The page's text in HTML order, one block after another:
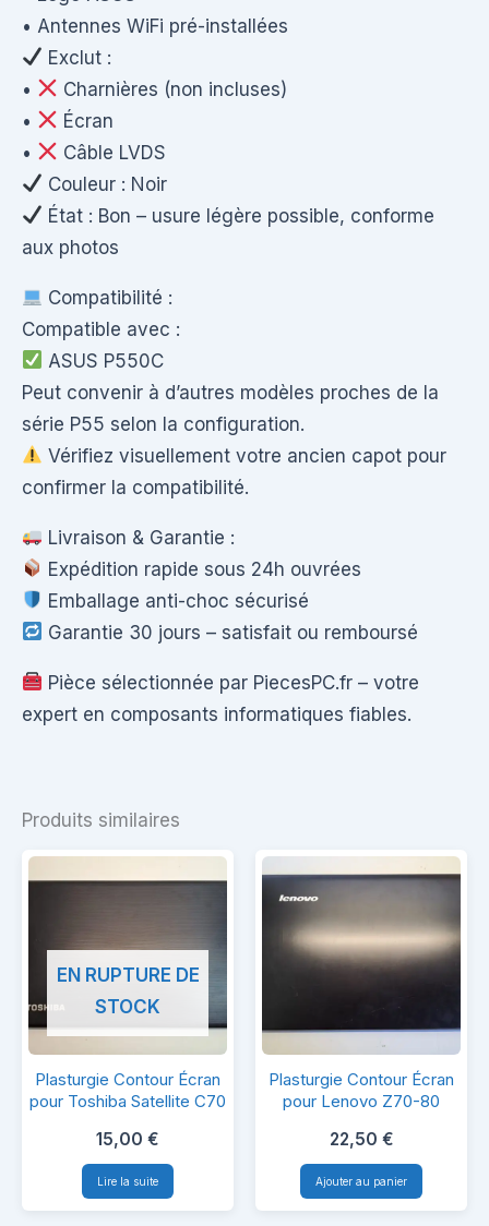
• Antennes WiFi pré-installées
Exclut :
•
Charnières (non incluses)
•
Écran
•
Câble LVDS
Couleur : Noir
État : Bon – usure légère possible, conforme
aux photos
Compatibilité :
Compatible avec :
ASUS P550C
Peut convenir à d’autres modèles proches de la
série P55 selon la configuration.
Vérifiez visuellement votre ancien capot pour
confirmer la compatibilité.
Livraison & Garantie :
Expédition rapide sous 24h ouvrées
Emballage anti-choc sécurisé
Garantie 30 jours – satisfait ou remboursé
Pièce sélectionnée par PiecesPC.fr – votre
expert en composants informatiques fiables.
Produits similaires
Plasturgie
Contour
Écran
pour
Toshiba
EN RUPTURE DE
STOCK
Plasturgie Contour Écran
pour Toshiba Satellite C70
15,00 €
Lire la suite
Plasturgie
Contour
Écran
pour
Lenovo
Plasturgie Contour Écran
pour Lenovo Z70-80
22,50 €
Ajouter au panier